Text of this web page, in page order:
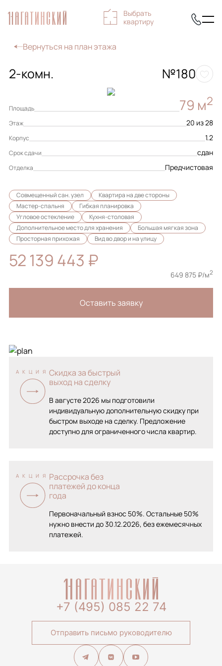
Выбрать
квартиру
Вернуться на план этажа
Площадь 79 м2
Этаж 20 из 28
Корпус 1.2
Срок сдачи сдан
Отделка Предчистовая
Совмещенный сан. узел
Квартира на две стороны
Мастер-спальня
Гибкая планировка
Угловое остекление
Кухня-столовая
Дополнительное место для хранения
Большая мягкая зона
Просторная прихожая
Вид во двор и на улицу
52 139 443 ₽
649 875 ₽/м2
Оставить заявку
2-комн. №180
АКЦИЯ Скидка за быстрый
выход на сделку
В августе 2026 мы подготовили
индивидуальную дополнительную скидку при
быстром выходе на сделку. Предложение
доступно для ограниченного числа квартир.
АКЦИЯ Рассрочка без
платежей до конца
года
Первоначальный взнос 50%. Остальные 50%
нужно внести до 30.12.2026, без ежемесячных
платежей.
+7 (495) 085 22 74
Отправить письмо руководителю